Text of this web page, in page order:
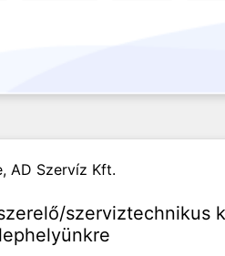
AD Szervíz Kft.
szerviztechnikus